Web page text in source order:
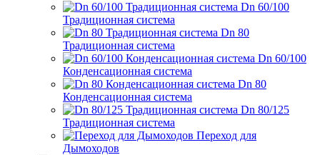
Dn 60/100
Традиционная система
Dn 80
Традиционная система
Dn 60/100
Конденсационная система
Dn 80
Конденсационная система
Dn 80/125
Традиционная система
Переход для
Дымоходов